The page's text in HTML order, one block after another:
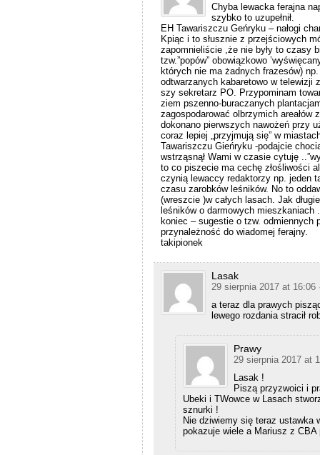
Chyba lewacka ferajna
szybko to uzupełnił.
EH Tawariszczu Geńryku – nałogi
Kpiąc i to słusznie z przejściowych
zapomnieliście ,że nie były to czasy
tzw.”popów” obowiązkowo
których nie ma żadnych frazesów)
odtwarzanych kabaretowo w
szy sekretarz PO. Przypominam
ziem pszenno-buraczanych
zagospodarować olbrzymich
dokonano pierwszych nawożeń przy
coraz lepiej „przyjmują się” w
Tawariszczu Gieńryku -podajcie
wstrząsnął Wami w czasie cytuję
to co piszecie ma cechę złośliwości
czynią lewaccy redaktorzy np. jeden
czasu zarobków leśników. No to
(wreszcie )w całych lasach. Jak
leśników o darmowych
koniec – sugestie o tzw. odmiennych
przynależność do wiadomej ferajny.
takipionek
Lasak
29 sierpnia 2017 at 16:06
a teraz dla prawych
lewego rozdania stracił
Prawy
29 sierpnia 2017 at
Lasak !
Piszą przyzwoici i
Ubeki i TWowce w Lasach
sznurki !
Nie dziwiemy się teraz ustawka
pokazuje wiele a Mariusz z